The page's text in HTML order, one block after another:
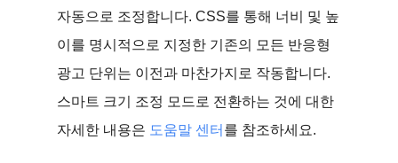
자동으로 조정합니다. CSS를 통해 너비 및 높
이를 명시적으로 지정한 기존의 모든 반응형
광고 단위는 이전과 마찬가지로 작동합니다.
스마트 크기 조정 모드로 전환하는 것에 대한
자세한 내용은 도움말 센터 를 참조하세요.